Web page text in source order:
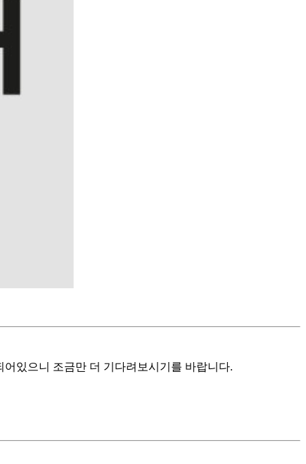
있으니 조금만 더 기다려보시기를 바랍니다.